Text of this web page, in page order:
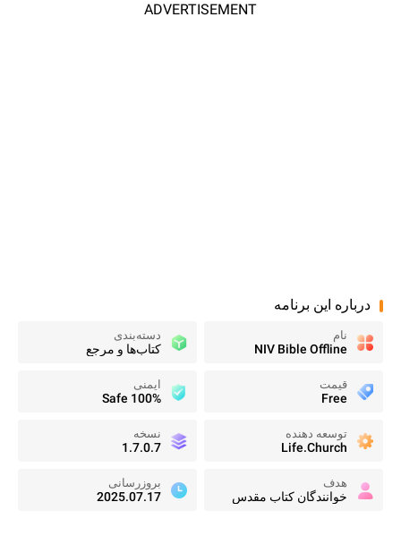
ADVERTISEMENT
درباره این برنامه
نام
NIV Bible Offline
دسته‌بندی
کتاب‌ها و مرجع
قیمت
Free
ایمنی
100% Safe
توسعه دهنده
Life.Church
نسخه
1.7.0.7
هدف
خوانندگان کتاب مقدس
بروزرسانی
2025.07.17